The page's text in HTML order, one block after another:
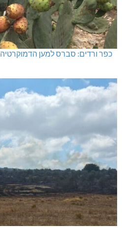
כפר ורדים: סברס למען הדמוקרטיה